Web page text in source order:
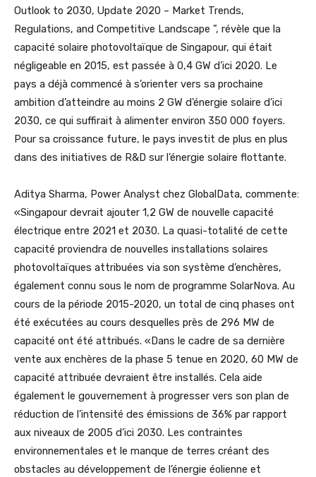
Outlook to 2030, Update 2020 – Market Trends,
Regulations, and Competitive Landscape ”, révèle que la
capacité solaire photovoltaïque de Singapour, qui était
négligeable en 2015, est passée à 0,4 GW d’ici 2020. Le
pays a déjà commencé à s’orienter vers sa prochaine
ambition d’atteindre au moins 2 GW d’énergie solaire d’ici
2030, ce qui suffirait à alimenter environ 350 000 foyers.
Pour sa croissance future, le pays investit de plus en plus
dans des initiatives de R&D sur l’énergie solaire flottante.
Aditya Sharma, Power Analyst chez GlobalData, commente:
«Singapour devrait ajouter 1,2 GW de nouvelle capacité
électrique entre 2021 et 2030. La quasi-totalité de cette
capacité proviendra de nouvelles installations solaires
photovoltaïques attribuées via son système d’enchères,
également connu sous le nom de programme SolarNova. Au
cours de la période 2015-2020, un total de cinq phases ont
été exécutées au cours desquelles près de 296 MW de
capacité ont été attribués. «Dans le cadre de sa dernière
vente aux enchères de la phase 5 tenue en 2020, 60 MW de
capacité attribuée devraient être installés. Cela aide
également le gouvernement à progresser vers son plan de
réduction de l’intensité des émissions de 36% par rapport
aux niveaux de 2005 d’ici 2030. Les contraintes
environnementales et le manque de terres créant des
obstacles au développement de l’énergie éolienne et